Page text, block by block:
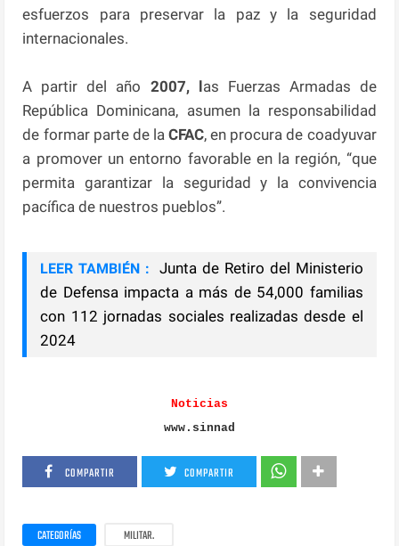
esfuerzos para preservar la paz y la seguridad
internacionales.
A partir del año 2007, las Fuerzas Armadas de
República Dominicana, asumen la responsabilidad
de formar parte de laCFAC, en procura de coadyuvar
a promover un entorno favorable en la región, “que
permita garantizar la seguridad y la convivencia
pacífica de nuestros pueblos”.
LEER TAMBIÉN :
Junta de Retiro del Ministerio
de Defensa impacta a más de 54,000 familias
con 112 jornadas sociales realizadas desde el
2024
Noticias
www.sinnad
COMPARTIR COMPARTIR
CATEGORÍAS MILITAR.